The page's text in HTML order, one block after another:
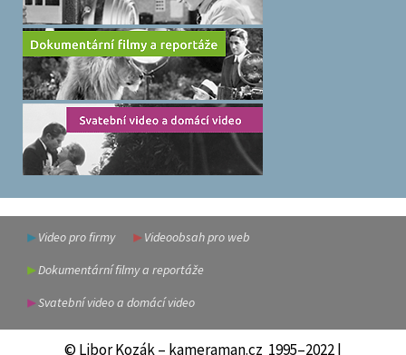
Video pro firmy
Videoobsah pro web
Dokumentární filmy a reportáže
Svatební video a domácí video
© Libor Kozák – kameraman.cz 1995–2022 |